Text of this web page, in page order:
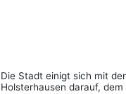
Die Stadt einigt sich mit
Holsterhausen darauf,